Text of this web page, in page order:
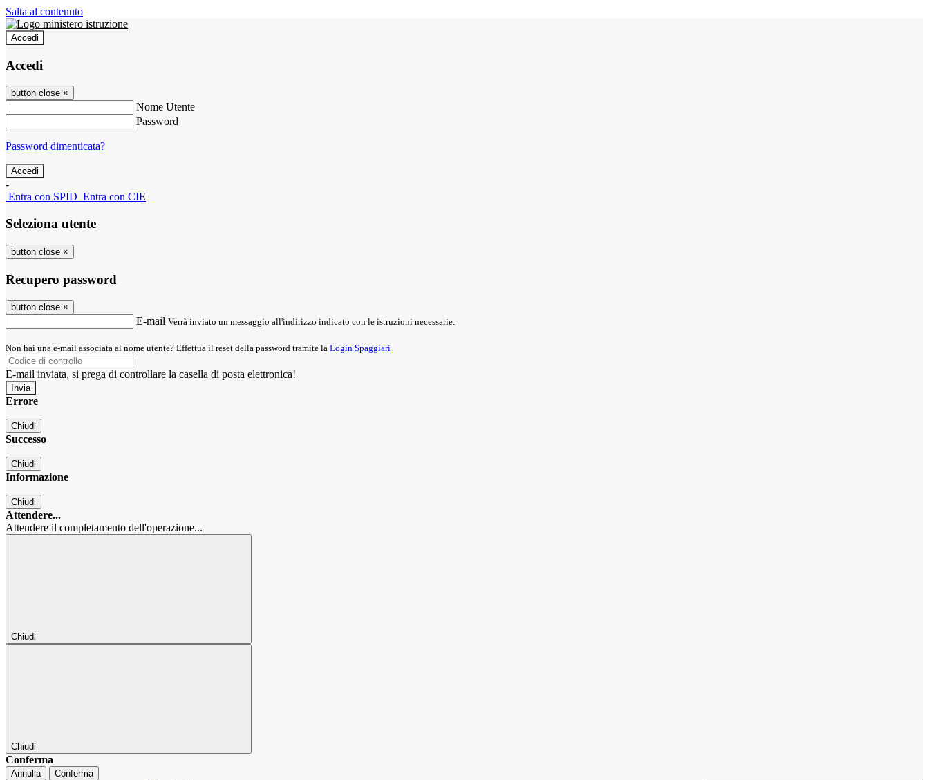
Salta al contenuto
Accedi
Accedi
button close ×
Nome Utente
Password
Password dimenticata?
-
Entra con SPID Entra con CIE
Seleziona utente
button close ×
Recupero password
button close ×
E-mail Verrà inviato un messaggio all'indirizzo indicato con le istruzioni necessarie.
Non hai una e-mail associata al nome utente? Effettua il reset della password tramite la Login Spaggiari
E-mail inviata, si prega di controllare la casella di posta elettronica!
Errore
Chiudi
Successo
Chiudi
Informazione
Chiudi
Attendere...
Attendere il completamento dell'operazione...
Chiudi
Chiudi
Conferma
Annulla Conferma